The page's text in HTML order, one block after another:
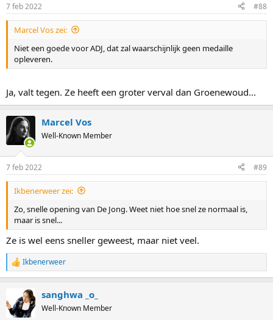
7 feb 2022 #88
Marcel Vos zei:
Niet een goede voor ADJ, dat zal waarschijnlijk geen medaille
opleveren.
Ja, valt tegen. Ze heeft een groter verval dan Groenewoud...
Marcel Vos
Well-Known Member
7 feb 2022 #89
Ikbenerweer zei:
Zo, snelle opening van De Jong. Weet niet hoe snel ze normaal is,
maar is snel...
Ze is wel eens sneller geweest, maar niet veel.
R
e
t
i
Ikbenerweer
sanghwa _o_
Well-Known Member